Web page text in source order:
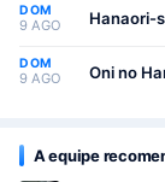
DOM
9 AGO Hanaori-
DOM
9 AGO Oni no
A equipe